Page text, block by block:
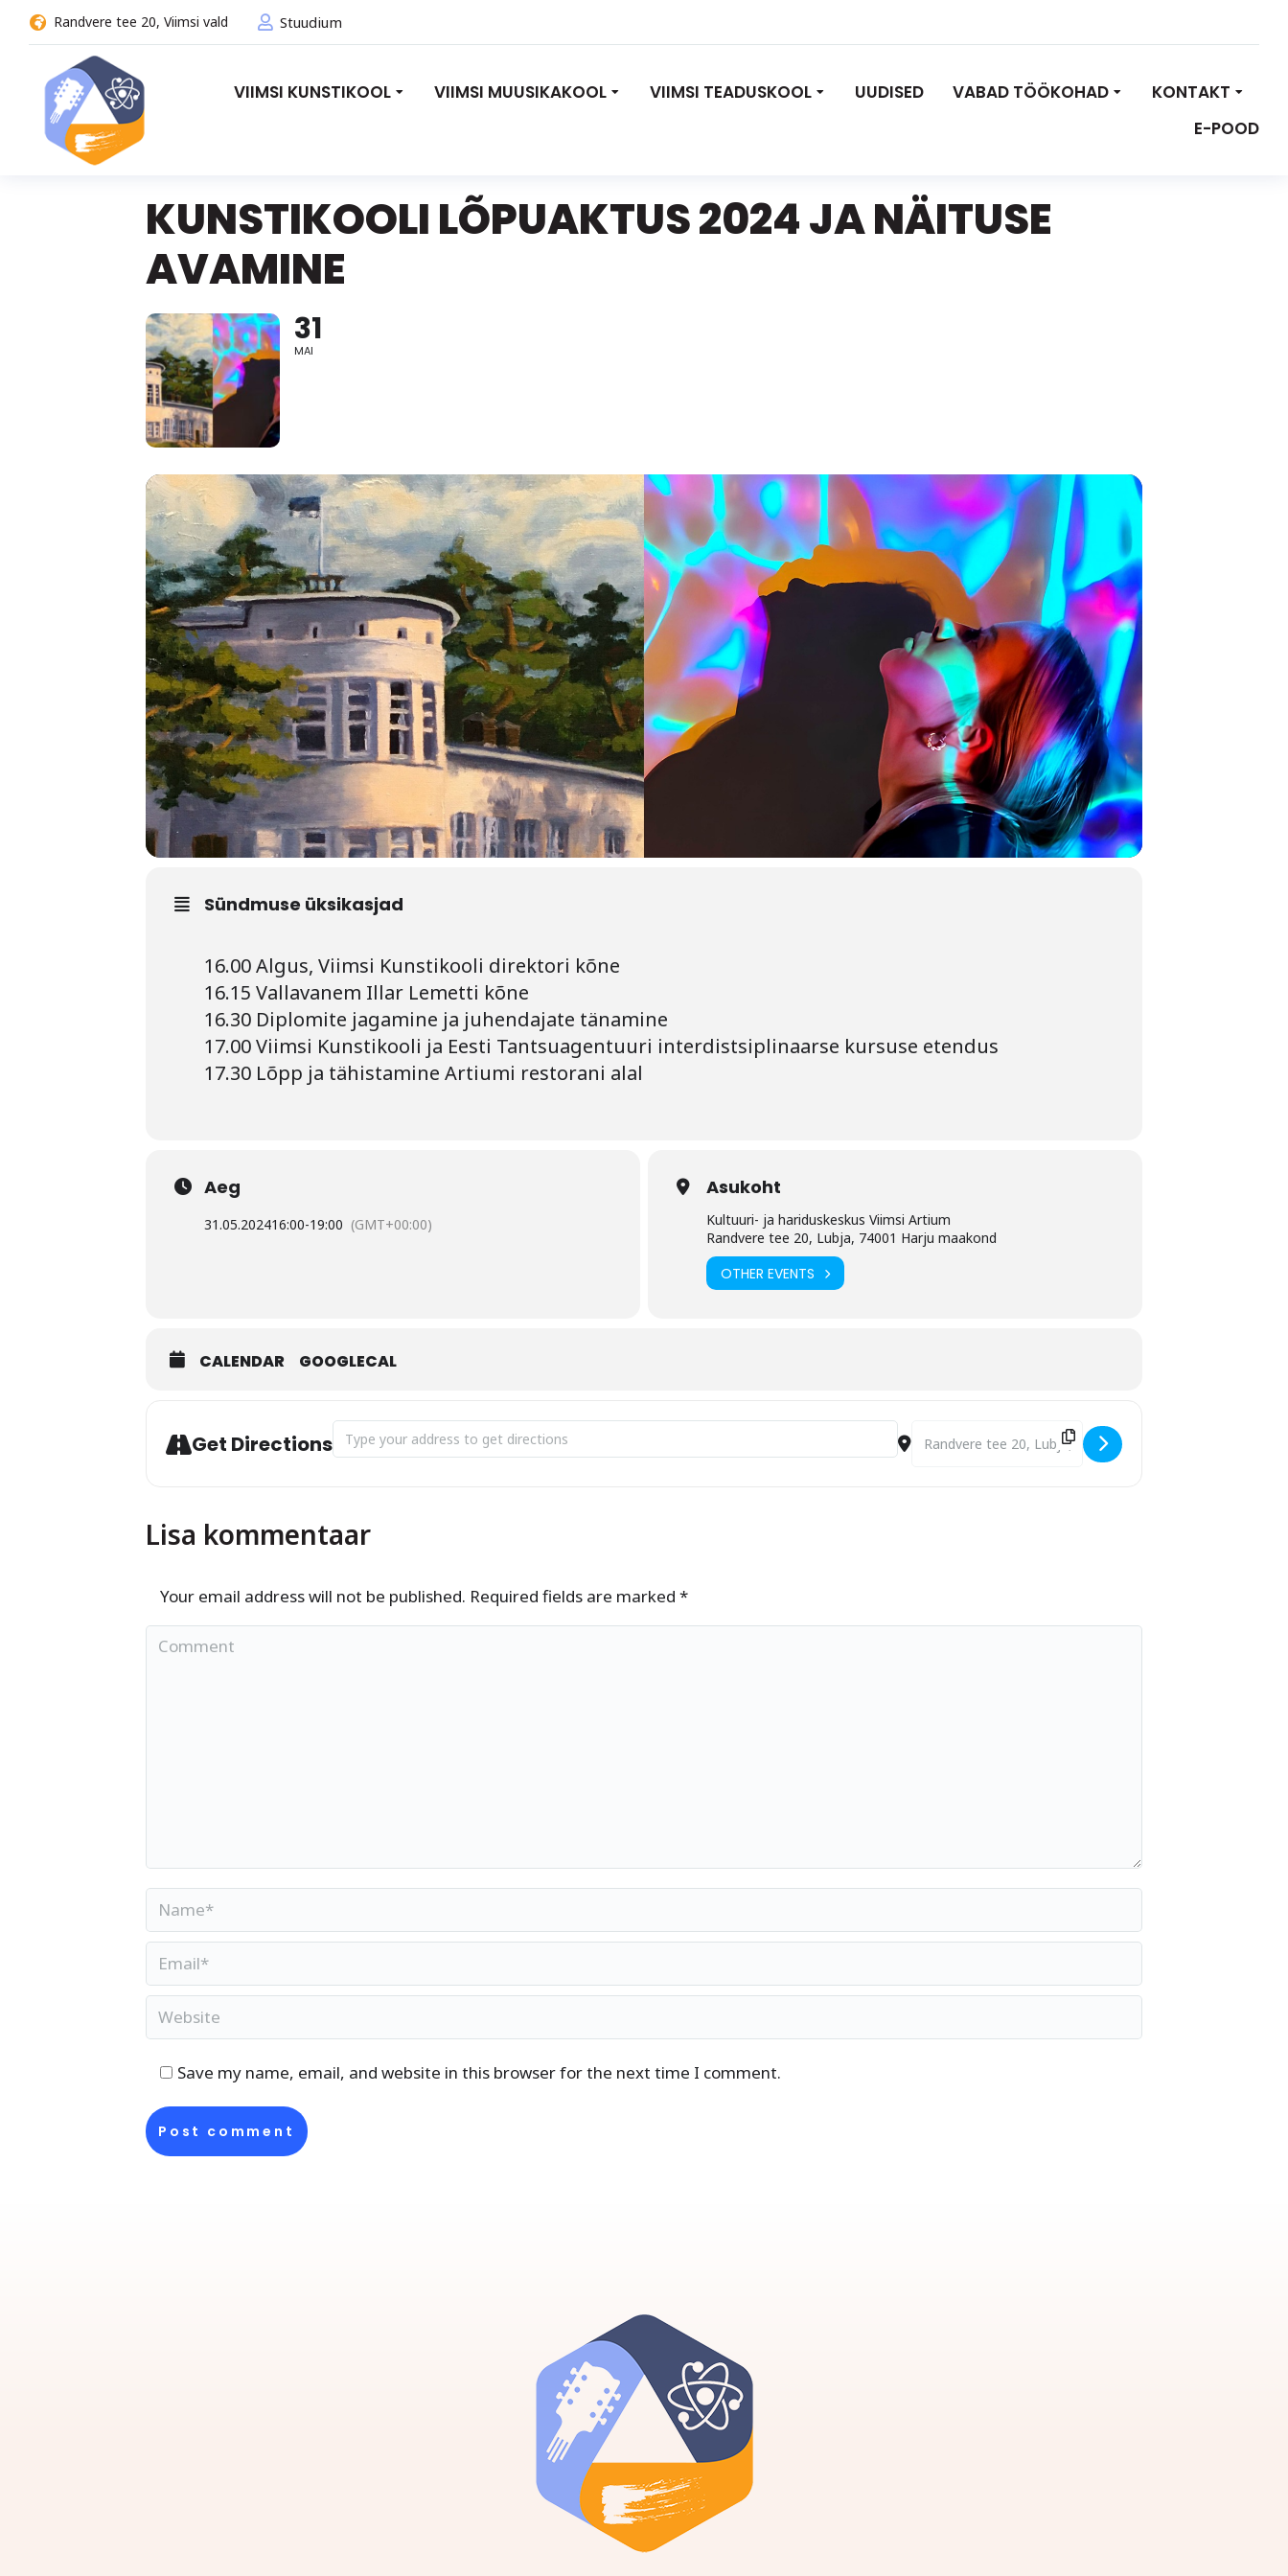
Randvere tee 20, Viimsi vald Stuudium
VIIMSI KUNSTIKOOL VIIMSI MUUSIKAKOOL VIIMSI TEADUSKOOL UUDISED VABAD TÖÖKOHAD
KONTAKT
E-POOD
KUNSTIKOOLI LÕPUAKTUS 2024 JA NÄITUSE
AVAMINE
31
MAI
Sündmuse üksikasjad
16.00 Algus, Viimsi Kunstikooli direktori kõne
16.15 Vallavanem Illar Lemetti kõne
16.30 Diplomite jagamine ja juhendajate tänamine
17.00 Viimsi Kunstikooli ja Eesti Tantsuagentuuri interdistsiplinaarse kursuse etendus
17.30 Lõpp ja tähistamine Artiumi restorani alal
Aeg
31.05.202416:00-19:00 (GMT+00:00)
Asukoht
Kultuuri- ja hariduskeskus Viimsi Artium
Randvere tee 20, Lubja, 74001 Harju maakond
OTHER EVENTS
CALENDAR GOOGLECAL
Get Directions Address - Kunstikooli lõpuaktus 2024 ja näituse avamine [BBtWuO9BE] Destination Address - Kunstikooli lõpuaktus 2024 ja
Lisa kommentaar
Your email address will not be published. Required fields are marked *
Comment
Name *
Email *
Website
Save my name, email, and website in this browser for the next time I comment.
Post comment